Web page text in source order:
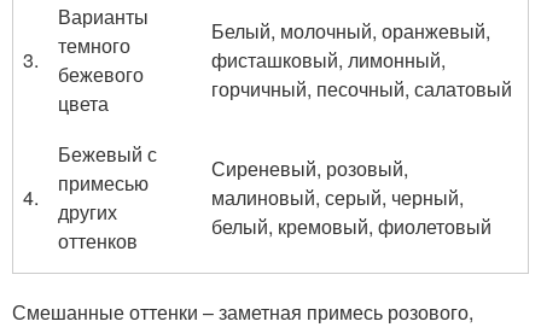
3.
Варианты
темного
бежевого
цвета
Белый, молочный, оранжевый,
фисташковый, лимонный,
горчичный, песочный, салатовый
4.
Бежевый с
примесью
других
оттенков
Сиреневый, розовый,
малиновый, серый, черный,
белый, кремовый, фиолетовый
Смешанные оттенки – заметная примесь розового,